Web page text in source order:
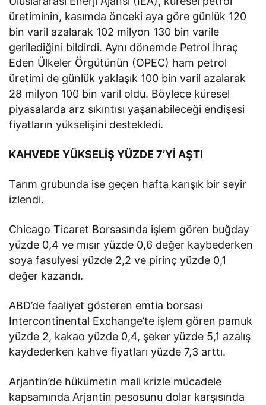
üretiminin, kasımda önceki aya göre günlük 120
bin varil azalarak 102 milyon 130 bin varile
gerilediğini bildirdi. Aynı dönemde Petrol İhraç
Eden Ülkeler Örgütünün (OPEC) ham petrol
üretimi de günlük yaklaşık 100 bin varil azalarak
28 milyon 100 bin varil oldu. Böylece küresel
piyasalarda arz sıkıntısı yaşanabileceği endişesi
fiyatların yükselişini destekledi.
KAHVEDE YÜKSELİŞ YÜZDE 7’Yİ AŞTI
Tarım grubunda ise geçen hafta karışık bir seyir
izlendi.
Chicago Ticaret Borsasında işlem gören buğday
yüzde 0,4 ve mısır yüzde 0,6 değer kaybederken
soya fasulyesi yüzde 2,2 ve pirinç yüzde 0,1
değer kazandı.
ABD’de faaliyet gösteren emtia borsası
Intercontinental Exchange’te işlem gören pamuk
yüzde 2, kakao yüzde 0,4, şeker yüzde 5,1 azalış
kaydederken kahve fiyatları yüzde 7,3 arttı.
Arjantin’de hükümetin mali krizle mücadele
kapsamında Arjantin pesosunu dolar karşısında